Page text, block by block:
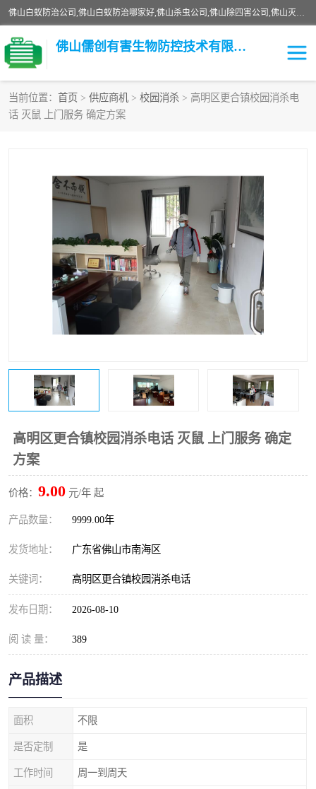
佛山白蚁防治公司,佛山白蚁防治哪家好,佛山杀虫公司,佛山除四害公司,佛山灭白蚁公司,佛山白蚁防治佛山儒创有害生物防治有限公司是一家佛山杀虫公司、佛山除四害公司、佛山灭白蚁公司、佛山白蚁防治公司，让您远离虫害困扰。要问佛山白蚁防治哪家好？佛山儒创有害生物防治有限公司全佛山、广州，正规公司，上门勘查，可靠，售后有保障。
佛山儒创有害生物防控技术有限公司
当前位置： 首页 > 供应商机 > 校园消杀 > 高明区更合镇校园消杀电
话 灭鼠 上门服务 确定方案
高明区更合镇校园消杀电话 灭鼠 上门服务 确定
方案
价格： 9.00 元/年 起
产品数量： 9999.00年
发货地址： 广东省佛山市南海区
关键词： 高明区更合镇校园消杀电话
发布日期： 2026-08-10
阅 读 量： 389
产品描述
面积 不限
是否定制 是
工作时间 周一到周天
白蚁消杀
食堂消杀
园区消杀
害虫防治